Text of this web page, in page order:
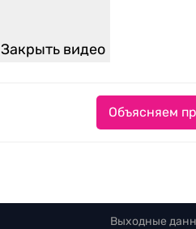
Закрыть видео
Объясняем
Выходные